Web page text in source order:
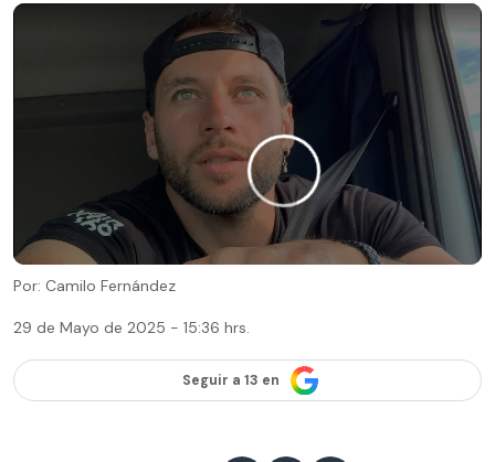
Por: Camilo Fernández
29 de Mayo de 2025 - 15:36 hrs.
Seguir a 13 en